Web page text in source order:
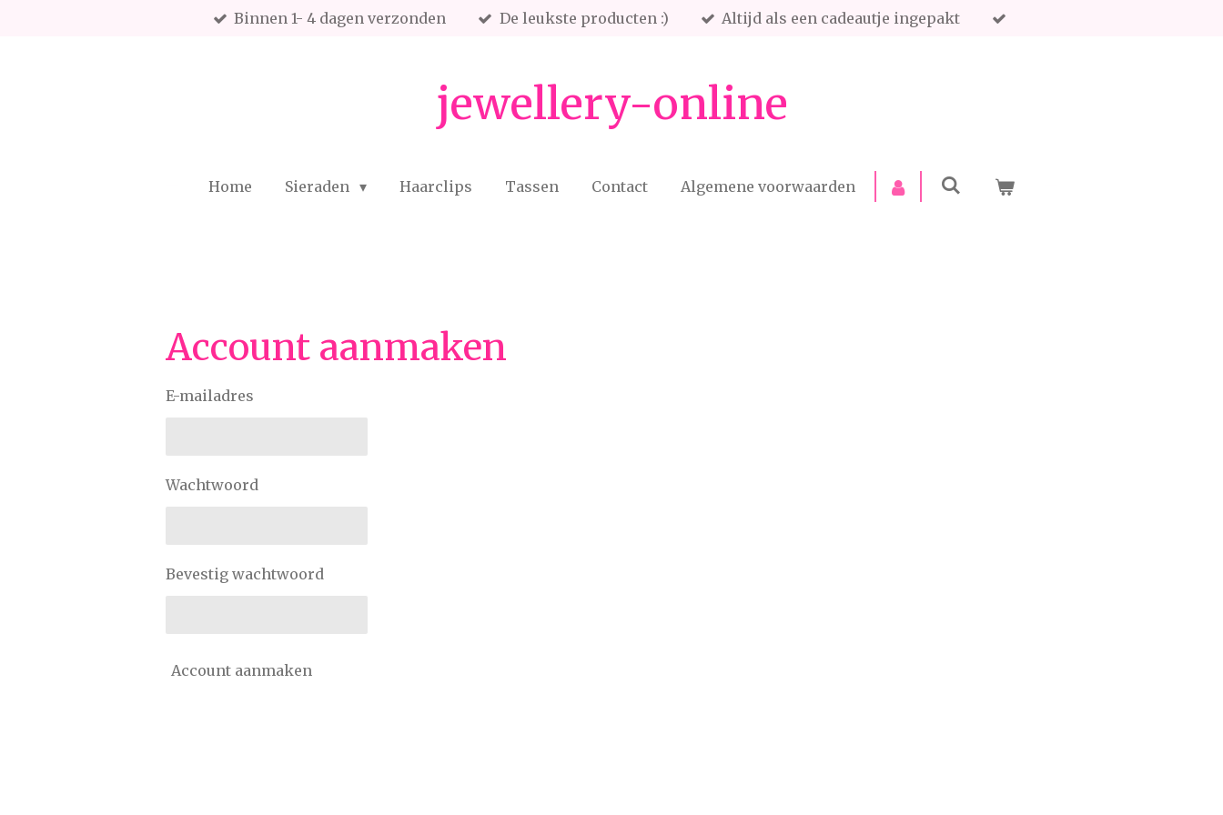
Binnen 1- 4 dagen verzonden De leukste producten :) Altijd als een cadeautje ingepakt
jewellery-online
Home Sieraden Haarclips Tassen Contact Algemene voorwaarden
Account aanmaken
E-mailadres
Wachtwoord
Bevestig wachtwoord
Account aanmaken